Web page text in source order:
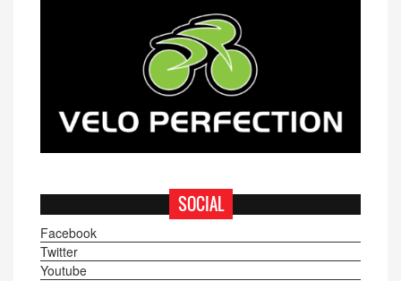
SOCIAL
Facebook
Twitter
Youtube